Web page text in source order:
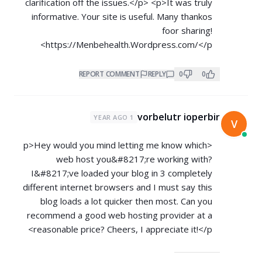
clarification off the issues.</p> <p>It was truly
informative. Your site is useful. Many thankos
foor sharing!
https://Menbehealth.Wordpress.com/</p>
0
0
REPLY
REPORT COMMENT
V
vorbelutr ioperbir
1 YEAR AGO
<p>Hey would you mind letting me know which
web host you&#8217;re working with?
I&#8217;ve loaded your blog in 3 completely
different internet browsers and I must say this
blog loads a lot quicker then most. Can you
recommend a good web hosting provider at a
reasonable price? Cheers, I appreciate it!</p>